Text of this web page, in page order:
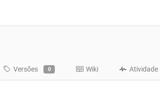
Versões 0 Wiki Atividade